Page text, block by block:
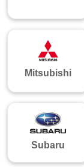
Mitsubishi
Subaru